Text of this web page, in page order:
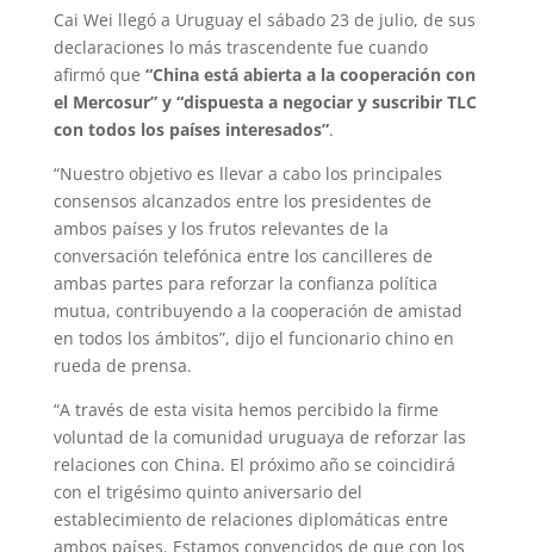
Cai Wei llegó a Uruguay el sábado 23 de julio, de sus
declaraciones lo más trascendente fue cuando
afirmó que “China está abierta a la cooperación con
el Mercosur” y “dispuesta a negociar y suscribir TLC
con todos los países interesados”.
“Nuestro objetivo es llevar a cabo los principales
consensos alcanzados entre los presidentes de
ambos países y los frutos relevantes de la
conversación telefónica entre los cancilleres de
ambas partes para reforzar la confianza política
mutua, contribuyendo a la cooperación de amistad
en todos los ámbitos”, dijo el funcionario chino en
rueda de prensa.
“A través de esta visita hemos percibido la firme
voluntad de la comunidad uruguaya de reforzar las
relaciones con China. El próximo año se coincidirá
con el trigésimo quinto aniversario del
establecimiento de relaciones diplomáticas entre
ambos países. Estamos convencidos de que con los